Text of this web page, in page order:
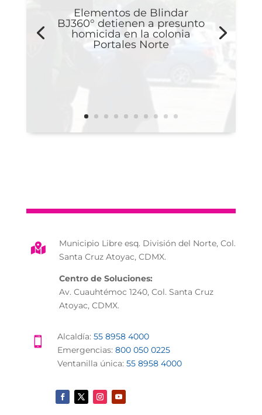
Elementos de Blindar
BJ360° detienen a presunto
homicida en la colonia
Portales Norte

Municipio Libre esq. División del Norte, Col.
Santa Cruz Atoyac, CDMX.
Centro de Soluciones:
Av. Cuauhtémoc 1240, Col. Santa Cruz
Atoyac, CDMX.
 Alcaldía: 55 8958 4000
Emergencias: 800 050 0225
Ventanilla única: 55 8958 4000